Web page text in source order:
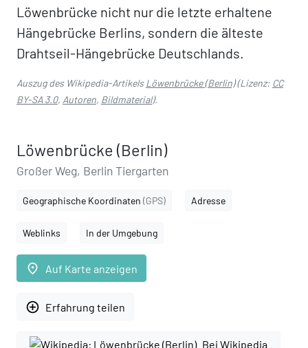
Löwenbrücke nicht nur die letzte erhaltene
Hängebrücke Berlins, sondern die älteste
Drahtseil-Hängebrücke Deutschlands.
Auszug des Wikipedia-ArtikelsLöwenbrücke (Berlin)(Lizenz: CC
BY-SA 3.0, Autoren, Bildmaterial).
Löwenbrücke (Berlin)
Großer Weg, Berlin Tiergarten
Geographische Koordinaten (GPS) Adresse
Weblinks In der Umgebung
place Auf Karte anzeigen
add_circle_outline Erfahrung teilen
Bei Wikipedia